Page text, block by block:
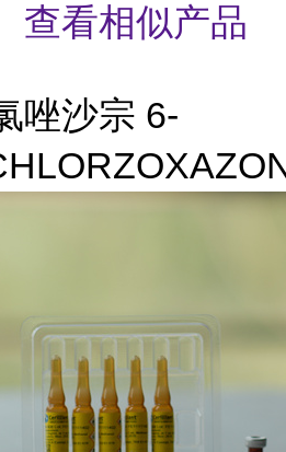
查看相似产品
唑沙宗 6-